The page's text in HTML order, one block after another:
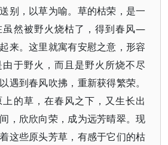
别，以草为喻。草的枯荣，是一
虽然被野火烧枯了，得到春风—
来。这里就寓有安慰之意，形容
于野火，而且是野火所烧不尽
遇到春风吹拂，重新获得繁荣。
的草，在春风之下，又生长出
，欣欣向荣，成为远芳晴翠。现
这些原头芳草，有感于它们的枯